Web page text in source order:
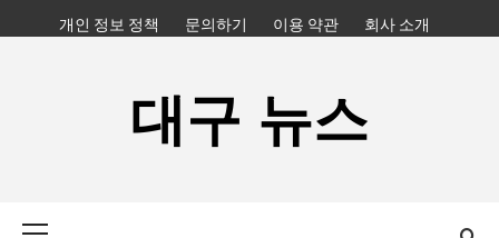
to
개인 정보 정책 문의하기 이용 약관 회사 소개
대구 뉴스